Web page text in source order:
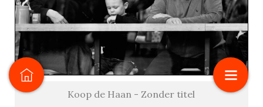
Koop de Haan - Zonder titel